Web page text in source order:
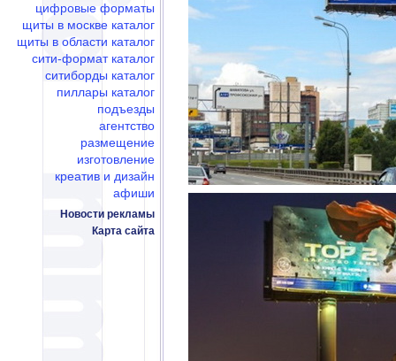
цифровые форматы
щиты в москве каталог
щиты в области каталог
сити-формат каталог
ситиборды каталог
пиллары каталог
подъезды
агентство
размещение
изготовление
креатив и дизайн
афиши
Новости рекламы
Карта сайта